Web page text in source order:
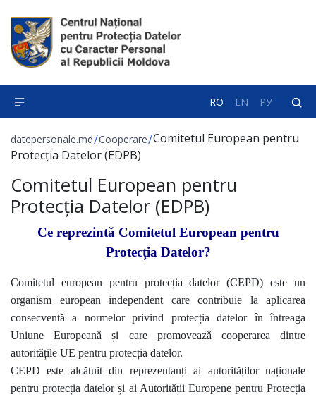
RO EN РУ
datepersonale.md/Cooperare/Comitetul European pentru
Protecția Datelor (EDPB)
Comitetul European pentru
Protecția Datelor (EDPB)
Ce reprezintă Comitetul European pentru
Protecția Datelor?
Comitetul european pentru protecția datelor (CEPD) este un
organism european independent care contribuie la aplicarea
consecventă a normelor privind protecția datelor în întreaga
Uniune Europeană și care promovează cooperarea dintre
autoritățile UE pentru protecția datelor.
CEPD este alcătuit din reprezentanți ai autorităților naționale
pentru protecția datelor și ai Autorității Europene pentru Protecția